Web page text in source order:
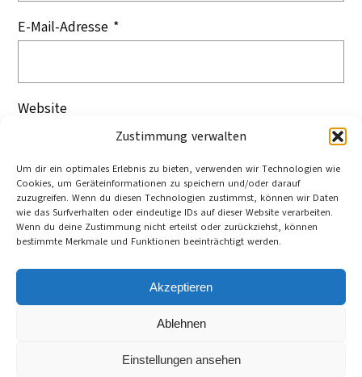
Zustimmung verwalten
Um dir ein optimales Erlebnis zu bieten, verwenden wir Technologien wie
Cookies, um Geräteinformationen zu speichern und/oder darauf
zuzugreifen. Wenn du diesen Technologien zustimmst, können wir Daten
wie das Surfverhalten oder eindeutige IDs auf dieser Website verarbeiten.
Wenn du deine Zustimmung nicht erteilst oder zurückziehst, können
bestimmte Merkmale und Funktionen beeinträchtigt werden.
Akzeptieren
Ablehnen
Einstellungen ansehen
E-Mail-Adresse *
Website
Impressum und Kontakt